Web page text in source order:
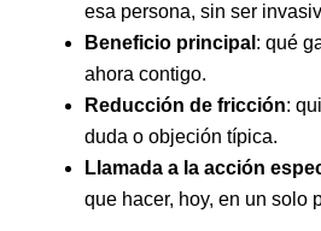
esa persona, sin ser
Beneficio principal : qué
ahora contigo.
Reducción de fricción:
duda o objeción típica.
Llamada a la acción
que hacer, hoy, en un solo